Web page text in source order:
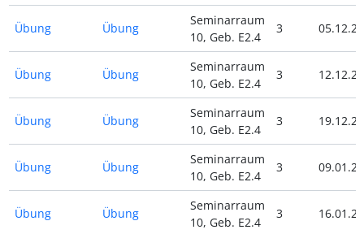
Übung Übung
Seminarraum
10, Geb. E2.4
3 05.12.23
Übung Übung
Seminarraum
10, Geb. E2.4
3 12.12.23
Übung Übung
Seminarraum
10, Geb. E2.4
3 19.12.23
Übung Übung
Seminarraum
10, Geb. E2.4
3 09.01.24
Übung Übung
Seminarraum
10, Geb. E2.4
3 16.01.24